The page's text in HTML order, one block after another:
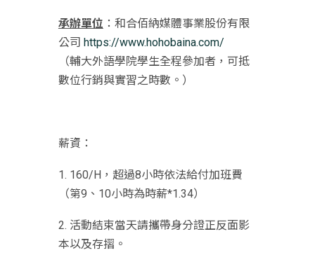
承辦單位 ：和合佰納媒體事業股份有限
公司 https://www.hohobaina.com/
（輔大外語學院學生全程參加者，可抵
數位行銷與實習之時數。）
薪資：
1. 160/H，超過8小時依法給付加班費
（第9、10小時為時薪*1.34）
2. 活動結束當天請攜帶身分證正反面影
本以及存摺。